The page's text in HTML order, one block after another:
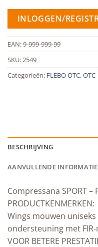
INLOGGEN/
EAN:9-999-999-99
SKU:2549
Categorieën: FLEBO OTC,OTC
BESCHRIJVING
AANVULLENDE INFORMATIE
Compressana SPORT –
PRODUCTKENMERKEN:
Wings mouwen
ondersteuning met
VOOR BETERE